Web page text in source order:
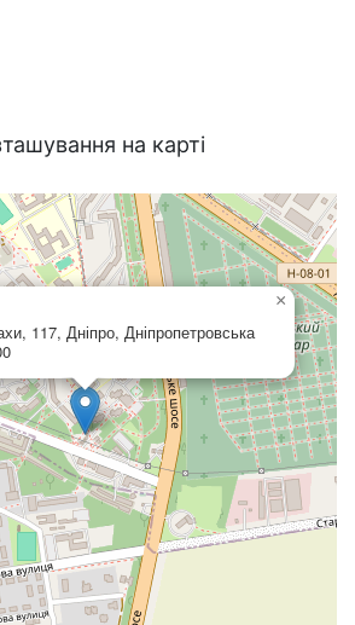
на карті
117, Дніпро, Дніпропетровська
×